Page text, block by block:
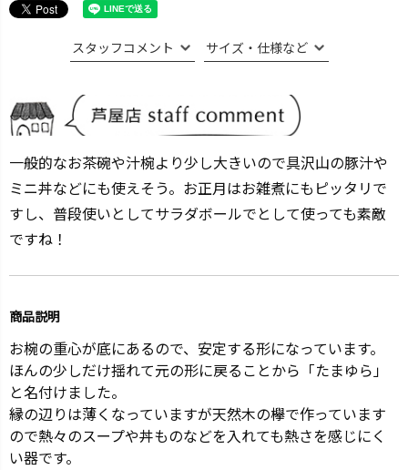
スタッフコメント サイズ・仕様など
一般的なお茶碗や汁椀より少し大きいので具沢山の豚汁や
ミニ丼などにも使えそう。お正月はお雑煮にもピッタリで
すし、普段使いとしてサラダボールでとして使っても素敵
ですね！
商品説明
お椀の重心が底にあるので、安定する形になっています。
ほんの少しだけ揺れて元の形に戻ることから「たまゆら」
と名付けました。
縁の辺りは薄くなっていますが天然木の欅で作っています
ので熱々のスープや丼ものなどを入れても熱さを感じにく
い器です。